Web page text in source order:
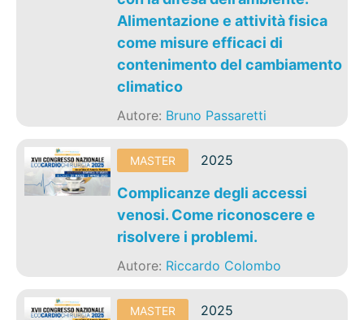
Alimentazione e attività fisica
come misure efficaci di
contenimento del cambiamento
climatico
Autore: Bruno Passaretti
MASTER 2025
Complicanze degli accessi
venosi. Come riconoscere e
risolvere i problemi.
Autore: Riccardo Colombo
MASTER 2025